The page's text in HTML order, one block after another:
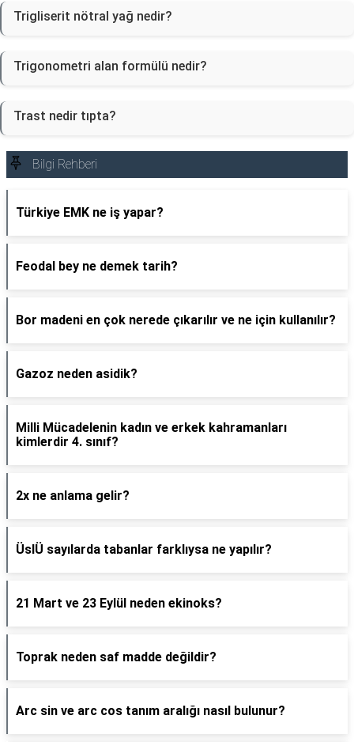
Trigliserit nötral yağ nedir?
Trigonometri alan formülü nedir?
Trast nedir tıpta?
Bilgi Rehberi
Türkiye EMK ne iş yapar?
Feodal bey ne demek tarih?
Bor madeni en çok nerede çıkarılır ve ne için kullanılır?
Gazoz neden asidik?
Milli Mücadelenin kadın ve erkek kahramanları
kimlerdir 4. sınıf?
2x ne anlama gelir?
ÜslÜ sayılarda tabanlar farklıysa ne yapılır?
21 Mart ve 23 Eylül neden ekinoks?
Toprak neden saf madde değildir?
Arc sin ve arc cos tanım aralığı nasıl bulunur?